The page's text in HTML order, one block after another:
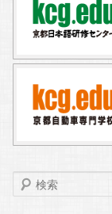
ツ
移
へ
動
検
索